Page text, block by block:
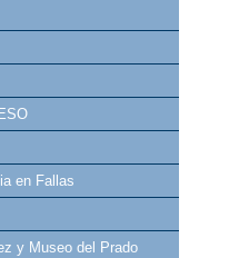
en Fallas
y Museo del Prado